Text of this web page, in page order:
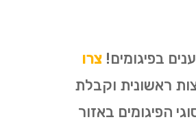
בפיגומים! צרו
ראשונית וקבלת
הפיגומים באזור